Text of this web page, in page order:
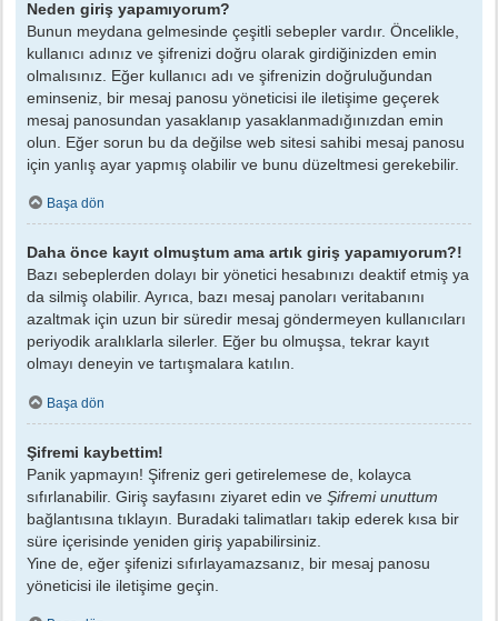
Neden giriş yapamıyorum?
Bunun meydana gelmesinde çeşitli sebepler vardır. Öncelikle,
kullanıcı adınız ve şifrenizi doğru olarak girdiğinizden emin
olmalısınız. Eğer kullanıcı adı ve şifrenizin doğruluğundan
eminseniz, bir mesaj panosu yöneticisi ile iletişime geçerek
mesaj panosundan yasaklanıp yasaklanmadığınızdan emin
olun. Eğer sorun bu da değilse web sitesi sahibi mesaj panosu
için yanlış ayar yapmış olabilir ve bunu düzeltmesi gerekebilir.
Başa dön
Daha önce kayıt olmuştum ama artık giriş yapamıyorum?!
Bazı sebeplerden dolayı bir yönetici hesabınızı deaktif etmiş ya
da silmiş olabilir. Ayrıca, bazı mesaj panoları veritabanını
azaltmak için uzun bir süredir mesaj göndermeyen kullanıcıları
periyodik aralıklarla silerler. Eğer bu olmuşsa, tekrar kayıt
olmayı deneyin ve tartışmalara katılın.
Başa dön
Şifremi kaybettim!
Panik yapmayın! Şifreniz geri getirelemese de, kolayca
sıfırlanabilir. Giriş sayfasını ziyaret edin ve Şifremi unuttum
bağlantısına tıklayın. Buradaki talimatları takip ederek kısa bir
süre içerisinde yeniden giriş yapabilirsiniz.
Yine de, eğer şifenizi sıfırlayamazsanız, bir mesaj panosu
yöneticisi ile iletişime geçin.